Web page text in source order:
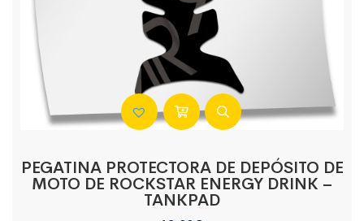
PEGATINA PROTECTORA DE DEPÓSITO DE
MOTO DE ROCKSTAR ENERGY DRINK –
TANKPAD